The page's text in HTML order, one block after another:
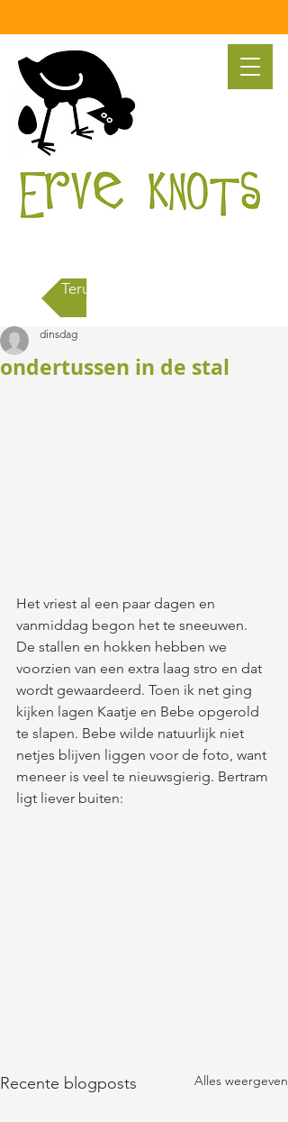
Terug naar alle berichten
ondertussen in de stal
dinsdag
Het vriest al een paar dagen en
vanmiddag begon het te sneeuwen.
De stallen en hokken hebben we
voorzien van een extra laag stro en dat
wordt gewaardeerd. Toen ik net ging
kijken lagen Kaatje en Bebe opgerold
te slapen. Bebe wilde natuurlijk niet
netjes blijven liggen voor de foto, want
meneer is veel te nieuwsgierig. Bertram
ligt liever buiten:
Recente blogposts Alles weergeven